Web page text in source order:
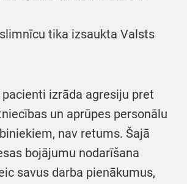
tika izsaukta Valsts
izrāda agresiju pret
un aprūpes personālu
nav retums. Šajā
bojājumu nodarīšana
savus darba pienākumus,